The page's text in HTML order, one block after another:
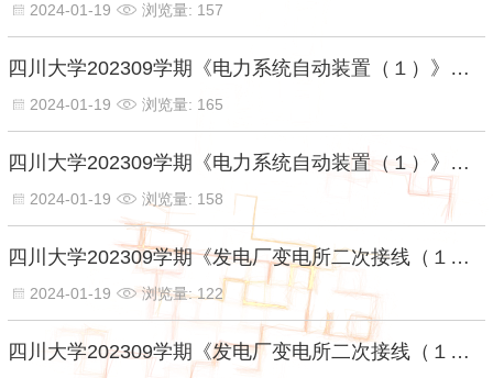
2024-01-19 浏览量: 157
四川大学202309学期《电力系统自动装置（１）》第二次作业.ti【资料答案】
2024-01-19 浏览量: 165
四川大学202309学期《电力系统自动装置（１）》第一次作业.ti【资料答案】
2024-01-19 浏览量: 158
四川大学202309学期《发电厂变电所二次接线（１）》第二次作业.ti【资料答案】
2024-01-19 浏览量: 122
四川大学202309学期《发电厂变电所二次接线（１）》第一次作业.ti【资料答案】